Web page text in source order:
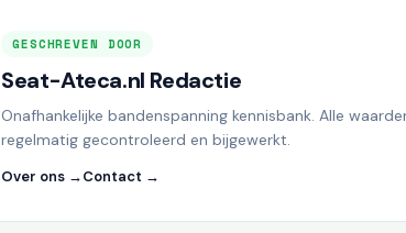
GESCHREVEN DOOR
Seat-Ateca.nl Redactie
Onafhankelijke bandenspanning kennisbank. Alle
regelmatig gecontroleerd en bijgewerkt.
Over ons →Contact →